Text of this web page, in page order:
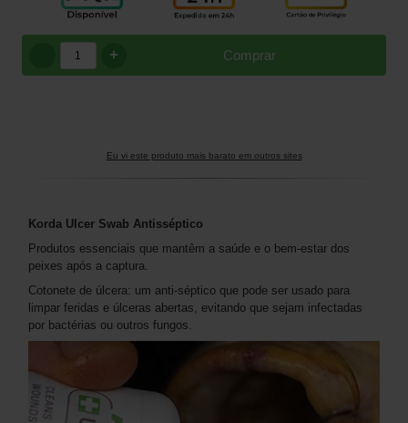
Comprar
+
Eu vi este produto mais barato em outros sites
Korda Ulcer Swab Antisséptico
Produtos essenciais que mantêm a saúde e o bem-estar dos
peixes após a captura.
Cotonete de úlcera: um anti-séptico que pode ser usado para
limpar feridas e úlceras abertas, evitando que sejam infectadas
por bactérias ou outros fungos.